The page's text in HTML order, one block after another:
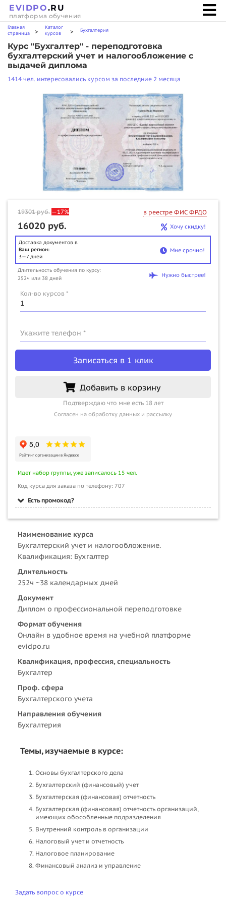
EVIDPO.RU
платформа обучения
Главная
страница
>
Каталог
курсов
> Бухгалтерия
Курс "Бухгалтер" - переподготовка
бухгалтерский учет и налогообложение с
выдачей диплома
1414 чел. интересовались курсом за последние 2 месяца
19301руб. —17% в реестре ФИС ФРДО
16020 руб. Хочу скидку!
Доставка документов в
Ваш регион:
3—7 дней
Мне срочно!
Длительность обучения по курсу:
252ч или 38 дней
Нужно быстрее!
Кол-во курсов *
Укажите телефон *
Записаться в 1 клик
Добавить в корзину
Подтверждаю что мне есть 18 лет
Согласен на обработку данных и рассылку
Идет набор группы, уже записалось 15 чел.
Код курса для заказа по телефону: 707
Есть промокод?
Наименование курса
Бухгалтерский учет и налогообложение.
Квалификация: Бухгалтер
Длительность
252ч ~38 календарных дней
Документ
Диплом о профессиональной переподготовке
Формат обучения
Онлайн в удобное время на учебной платформе
evidpo.ru
Квалификация, профессия, специальность
Бухгалтер
Проф. сфера
Бухгалтерского учета
Направления обучения
Бухгалтерия
Темы, изучаемые в курсе:
Основы бухгалтерского дела
Бухгалтерский (финансовый) учет
Бухгалтерская (финансовая) отчетность
Бухгалтерская (финансовая) отчетность организаций,
имеющих обособленные подразделения
Внутренний контроль в организации
Налоговый учет и отчетность
Налоговое планирование
Финансовый анализ и управление
Задать вопрос о курсе